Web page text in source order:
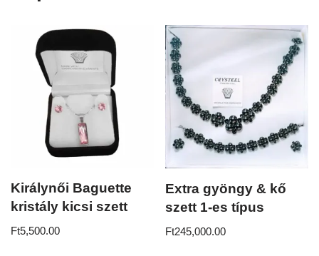
Királynői Baguette
kristály kicsi szett
Ft5,500.00
Extra gyöngy & kő
szett 1-es típus
Ft245,000.00